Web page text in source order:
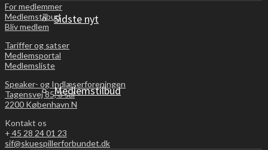
Sidste nyt
Medlemstilbud
For medlemmer
Medlemstilbud
Bliv medlem
Tariffer og satser
Medlemsportal
Medlemsliste
Speaker- og Indlæserforeningen
Tagensvej 85, 3 sal
2200 København N
Kontakt os
+ 45 28 24 01 23
sif@skuespillerforbundet.dk